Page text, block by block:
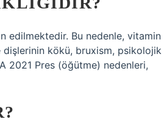
edilmektedir. Bu nedenle, vitamin
dişlerinin kökü, bruxism, psikolojik
2021 Pres (öğütme) nedenleri,